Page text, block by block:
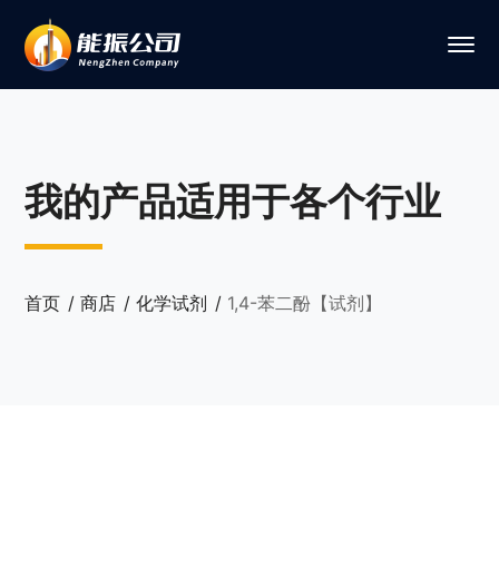
我的产品适用于各个行业
首页 商店 化学试剂 1,4-苯二酚【试剂】